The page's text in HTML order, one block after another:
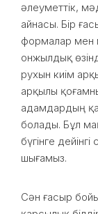
әлеуметтік,
айнасы. Бір
формалар мен
онжылдық
рухын киім
арқылы
адамдардың
болады. Бұл
бүгінге
шығамыз.
Сән ғасыр